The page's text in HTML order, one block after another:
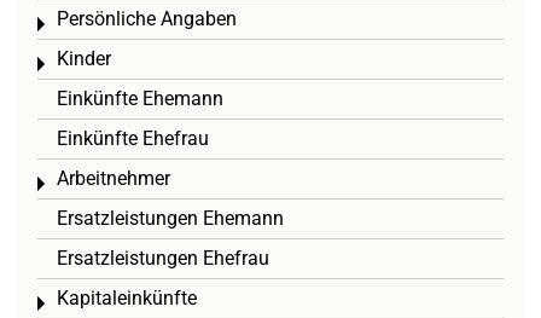
Persönliche Angaben
Toggle menu
Kinder
Toggle menu
Einkünfte Ehemann
Einkünfte Ehefrau
Arbeitnehmer
Toggle menu
Ersatzleistungen Ehemann
Ersatzleistungen Ehefrau
Kapitaleinkünfte
Toggle menu